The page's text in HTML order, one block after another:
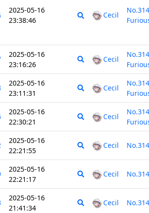
2025-05-16
23:38:46
Cecil
2025-05-16
23:16:26
Cecil
2025-05-16
23:11:31
Cecil
2025-05-16
22:30:21
Cecil
2025-05-16
22:21:55
Cecil
2025-05-16
22:21:17
Cecil
2025-05-16
21:41:34
Cecil